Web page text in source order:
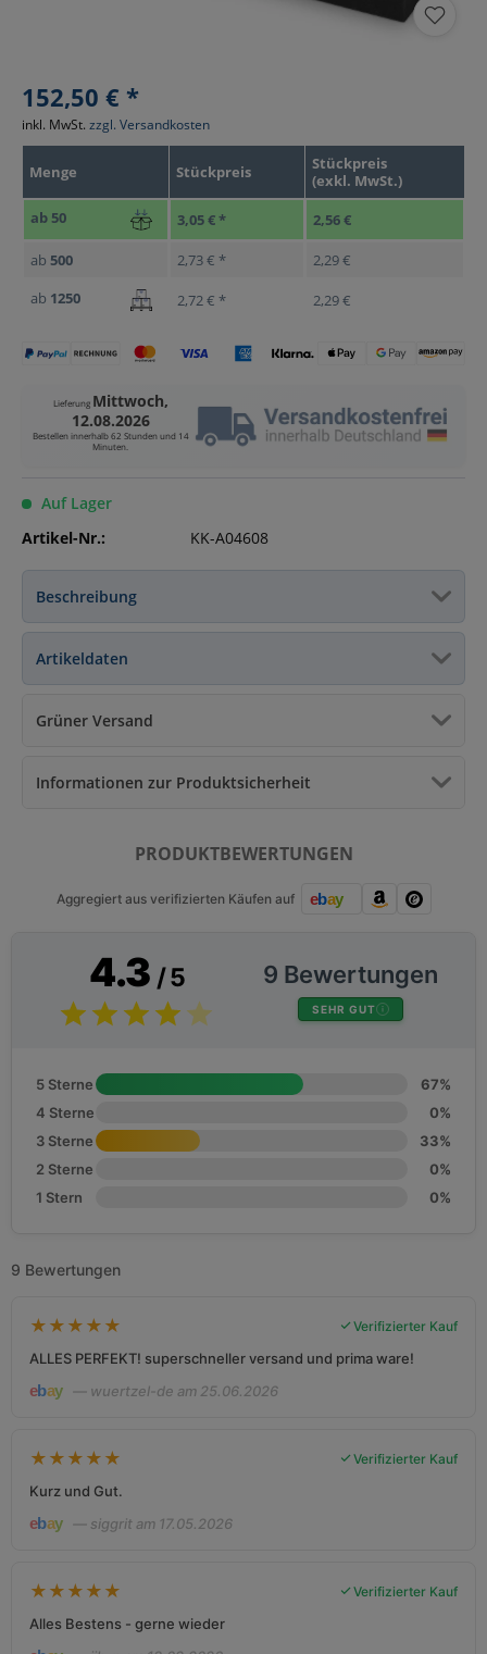
152,50 € *
Menge Stückpreis
Stückpreis
(exkl. MwSt.)
ab50 3,05 € * 2,56 €
ab 500 2,73 € *
2,29 €
ab 1250 2,72 € * 2,29 €
inkl. MwSt. zzgl. Versandkosten
Lieferung Mittwoch,
12.08.2026
Bestellen innerhalb62 Stunden und 14
Minuten.
Auf Lager
Artikel-Nr.:
KK-A04608
Beschreibung
Artikeldaten
Grüner Versand
Informationen zur Produktsicherheit
PRODUKTBEWERTUNGEN
Aggregiert aus verifizierten Käufen auf
4.3 / 5 9 Bewertungen
SEHR GUT
5 Sterne
67%
4 Sterne
0%
3 Sterne
33%
2 Sterne
0%
1 Stern
0%
9 Bewertungen
★ ★ ★ ★ ★ Verifizierter Kauf
ALLES PERFEKT! superschneller versand und prima ware!
— wuertzel-de am 25.06.2026
★ ★ ★ ★ ★ Verifizierter Kauf
Kurz und Gut.
— siggrit am 17.05.2026
★ ★ ★ ★ ★ Verifizierter Kauf
Alles Bestens - gerne wieder